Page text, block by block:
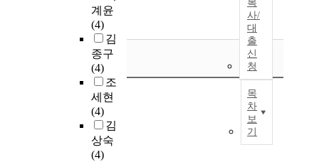
계윤
(4)
김
종구
(4)
조
세현
(4)
김
상숙
(4)
복
사/
대
출
신
청
목
차
보
기